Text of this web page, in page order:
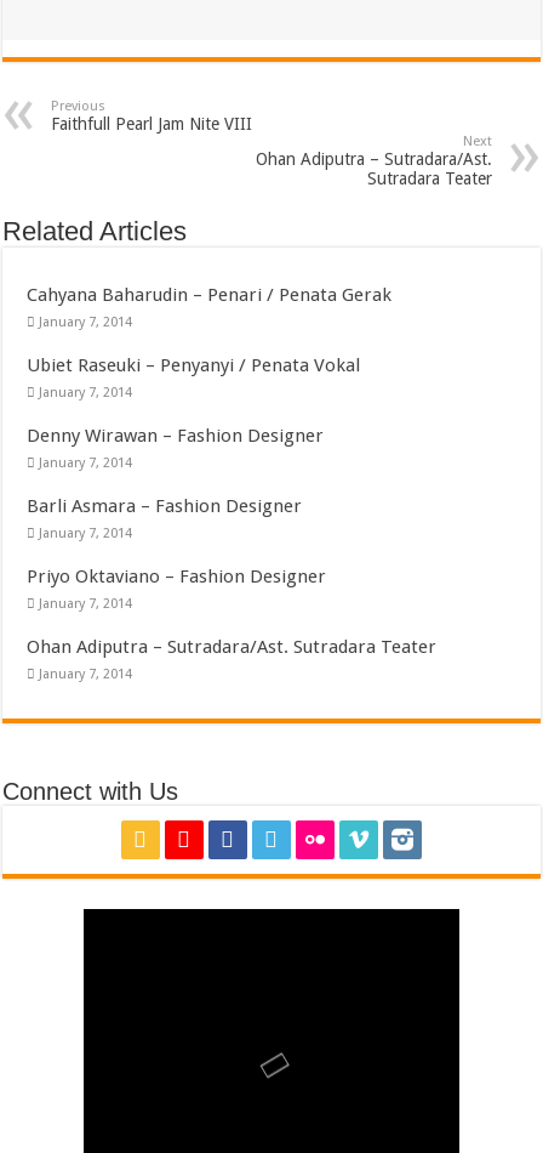
Previous
Faithfull Pearl Jam Nite VIII
Next
Ohan Adiputra – Sutradara/Ast.
Sutradara Teater
Related Articles
Cahyana Baharudin – Penari / Penata Gerak
January 7, 2014
Ubiet Raseuki – Penyanyi / Penata Vokal
January 7, 2014
Denny Wirawan – Fashion Designer
January 7, 2014
Barli Asmara – Fashion Designer
January 7, 2014
Priyo Oktaviano – Fashion Designer
January 7, 2014
Ohan Adiputra – Sutradara/Ast. Sutradara Teater
January 7, 2014
Connect with Us